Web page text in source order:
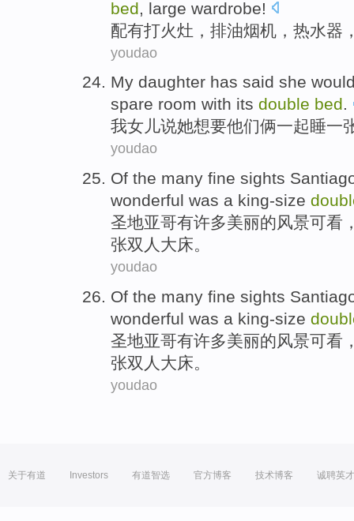
bed large wardrobe!
配有打火灶 ，排油烟机 ， 热水器
youdao
My daughter has said she
spare room with its double bed.
我女儿说她想要他们俩一起睡一
youdao
Of the many fine sights
wonderful was a king-size
圣地亚哥有许多美丽的风景可看
张双 人大床。
youdao
Of the many fine sights
wonderful was a king-size
圣地亚哥有许多美丽的风景可看
张双 人大床。
youdao
关于有道 Investors 有道智选 官方博客 技术博客 诚聘英才